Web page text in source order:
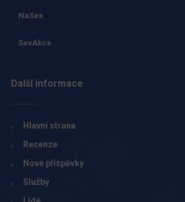
NaSex
SexAkce
Další informace
Hlavní strana
Recenze
Nové příspěvky
Služby